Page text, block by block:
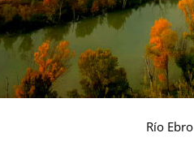
Río Ebro